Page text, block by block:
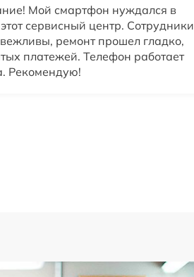
Мой смартфон нуждался в
сервисный центр. Сотрудники
ремонт прошел гладко,
платежей. Телефон работает
Рекомендую!